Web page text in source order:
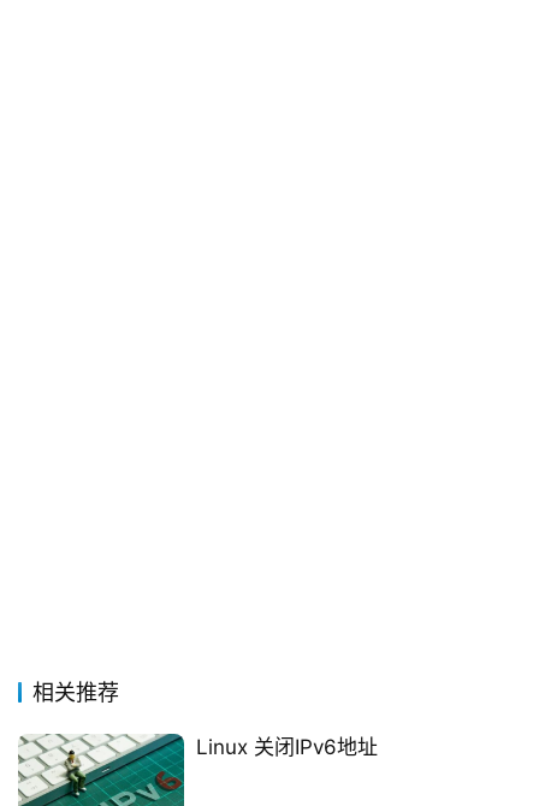
相关推荐
Linux 关闭IPv6地址